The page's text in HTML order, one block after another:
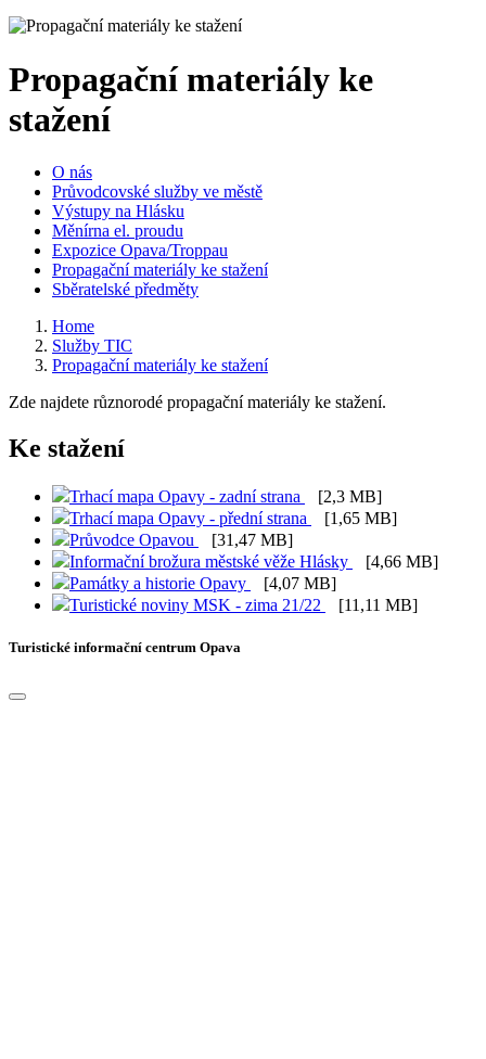
Propagační materiály ke
stažení
O nás
Průvodcovské služby ve městě
Výstupy na Hlásku
Měnírna el. proudu
Expozice Opava/Troppau
Propagační materiály ke stažení
Sběratelské předměty
Home
Služby TIC
Propagační materiály ke stažení
Zde najdete různorodé propagační materiály ke stažení.
Ke stažení
Trhací mapa Opavy - zadní strana
[2,3 MB]
Trhací mapa Opavy - přední strana
[1,65 MB]
Průvodce Opavou
[31,47 MB]
Informační brožura městské věže Hlásky
[4,66 MB]
Památky a historie Opavy
[4,07 MB]
Turistické noviny MSK - zima 21/22
[11,11 MB]
Turistické informační centrum Opava